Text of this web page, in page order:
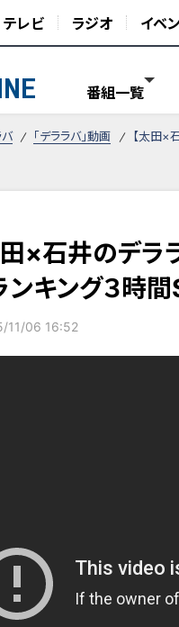
テレビ ラジオ イベ
番組一覧
「デララバ」動画 【太田×
田×石井のデラ
ンキング３時間
11/06 16:52